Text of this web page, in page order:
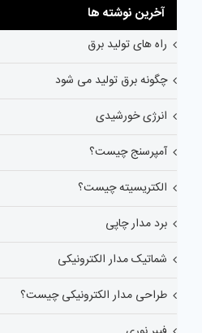
آخرین نوشته ها
راه های تولید برق
چگونه برق تولید می شود
انرژی خورشیدی
آمپرسنج چیست؟
الکتریسیته چیست؟
برد مدار چاپی
شماتیک مدار الکترونیکی
طراحی مدار الکترونیکی چیست؟